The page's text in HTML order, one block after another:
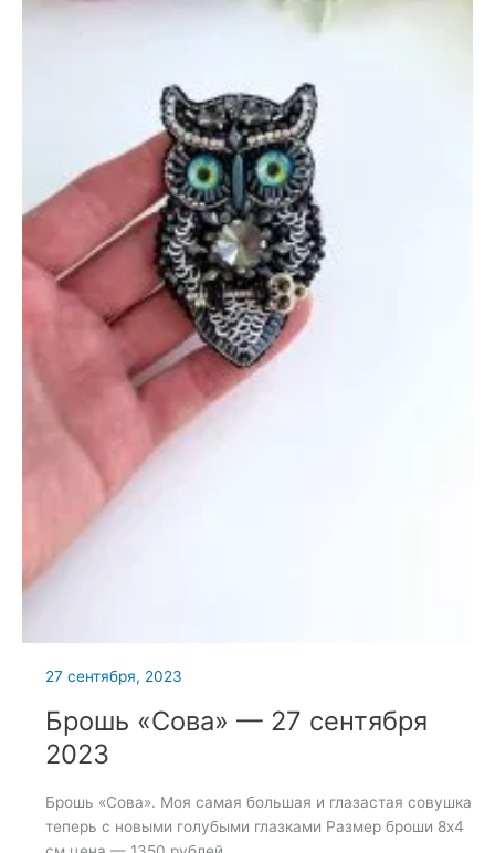
27 сентября, 2023
Брошь «Сова» — 27 сентября
2023
Брошь «Сова». Моя самая большая и глазастая совушка
теперь с новыми голубыми глазками Размер броши 8х4